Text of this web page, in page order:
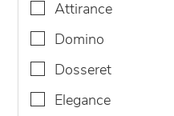
attirance
domino
dosseret
elegance